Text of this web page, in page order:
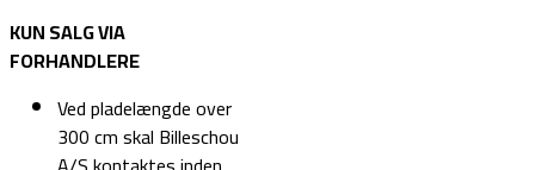
KUN SALG VIA
FORHANDLERE
Ved pladelængde over
300 cm skal Billeschou